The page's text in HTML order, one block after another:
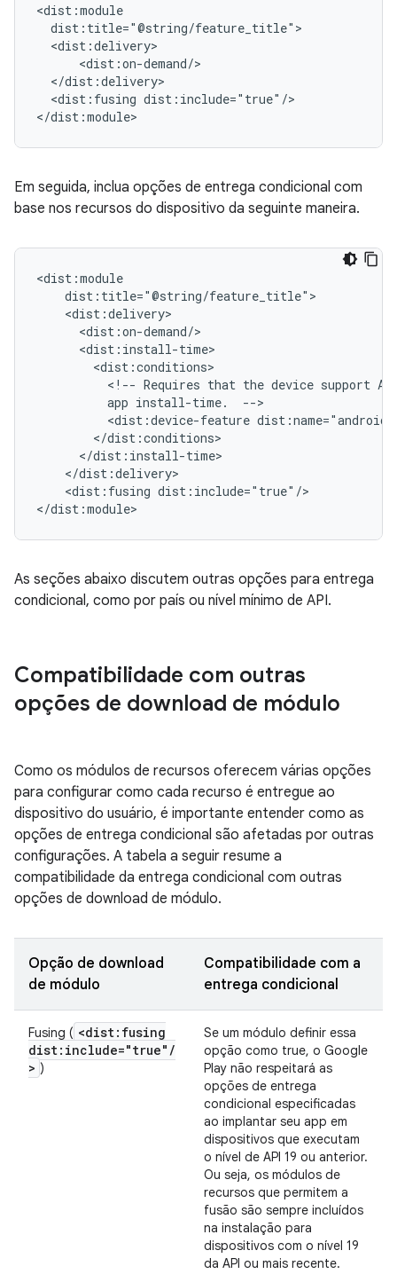
<dist:fusing dist:include="true"/>
Em seguida, inclua opções de entrega condicional com
base nos recursos do dispositivo da seguinte maneira.
<!-- Requires that the device support AR
app install-time.
<dist:device-feature
<dist:fusing dist:include="true"/>
As seções abaixo discutem outras opções para entrega
condicional, como por país ou nível mínimo de API.
Compatibilidade com outras
opções de download de módulo
Como os módulos de recursos oferecem várias opções
para configurar como cada recurso é entregue ao
dispositivo do usuário, é importante entender como as
opções de entrega condicional são afetadas por outras
configurações. A tabela a seguir resume a
compatibilidade da entrega condicional com outras
opções de download de módulo.
Opção de download
de módulo
Compatibilidade com a
entrega condicional
Fusing ( <dist:fusing
dist:include="true" /
> )
Se um módulo definir essa
opção como true, o Google
Play não respeitará as
opções de entrega
condicional especificadas
ao implantar seu app em
dispositivos que executam
o nível de API 19 ou anterior.
Ou seja, os módulos de
recursos que permitem a
fusão são sempre incluídos
na instalação para
dispositivos com o nível 19
da API ou mais recente.